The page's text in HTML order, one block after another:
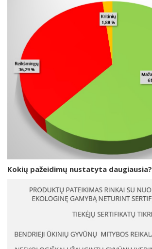
Kokių pažeidimų nustatyta daugiausia?